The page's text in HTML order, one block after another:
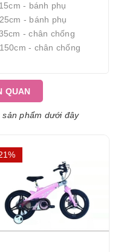
- bánh phụ
- bánh phụ
- chân chống
- chân chống
QUAN
phẩm dưới đây